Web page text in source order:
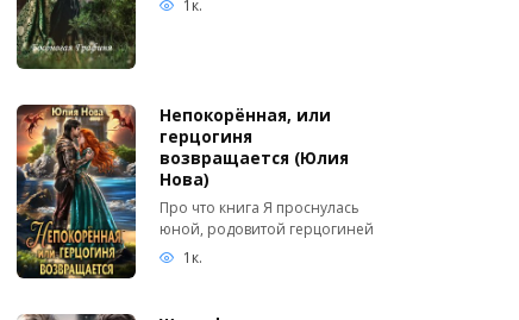
1к.
Непокорённая, или
герцогиня
возвращается (Юлия
Нова)
Про что книга Я проснулась
юной, родовитой герцогиней
1к.